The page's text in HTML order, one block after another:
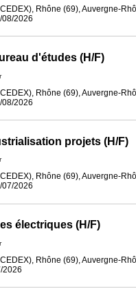
Rhône (69), Auvergne-
08/2026
d'études (H/F)
Rhône (69), Auvergne-
08/2026
projets (H/F)
Rhône (69), Auvergne-
07/2026
électriques (H/F)
Rhône (69), Auvergne-
2026